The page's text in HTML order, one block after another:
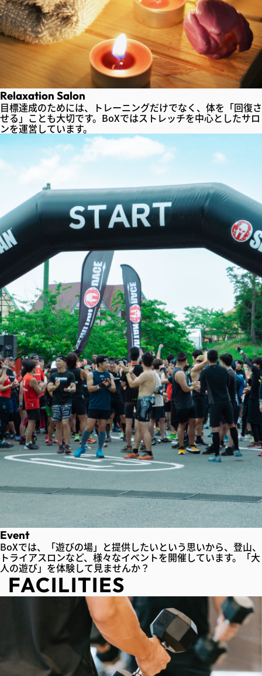
Relaxation Salon
目標達成のためには、トレーニングだけでなく、体を「回復さ
せる」ことも大切です。BoXではストレッチを中心としたサロ
ンを運営しています。
Event
BoXでは、「遊びの場」と提供したいという思いから、登山、
トライアスロンなど、様々なイベントを開催しています。「大
人の遊び」を体験して見ませんか？
FACILITIES